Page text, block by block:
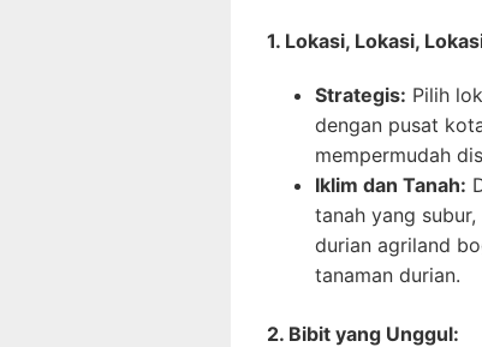
1. Lokasi, Lokasi,
Strategis: Pilih
dengan pusat
mempermudah
Iklim dan Tanah:
tanah yang
durian agriland
tanaman durian.
2. Bibit yang Unggul: